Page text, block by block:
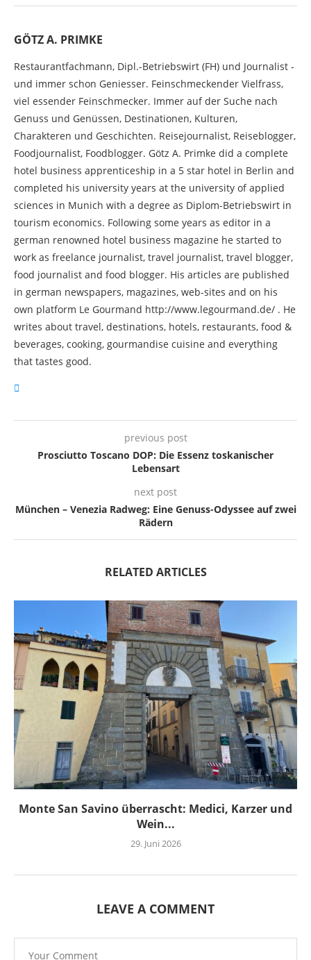
GÖTZ A. PRIMKE
Restaurantfachmann, Dipl.-Betriebswirt (FH) und Journalist -
und immer schon Geniesser. Feinschmeckender Vielfrass,
viel essender Feinschmecker. Immer auf der Suche nach
Genuss und Genüssen, Destinationen, Kulturen,
Charakteren und Geschichten. Reisejournalist, Reiseblogger,
Foodjournalist, Foodblogger. Götz A. Primke did a complete
hotel business apprenticeship in a 5 star hotel in Berlin and
completed his university years at the university of applied
sciences in Munich with a degree as Diplom-Betriebswirt in
tourism economics. Following some years as editor in a
german renowned hotel business magazine he started to
work as freelance journalist, travel journalist, travel blogger,
food journalist and food blogger. His articles are published
in german newspapers, magazines, web-sites and on his
own platform Le Gourmand http://www.legourmand.de/ . He
writes about travel, destinations, hotels, restaurants, food &
beverages, cooking, gourmandise cuisine and everything
that tastes good.
previous post
Prosciutto Toscano DOP: Die Essenz toskanischer
Lebensart
next post
München – Venezia Radweg: Eine Genuss-Odyssee auf zwei
Rädern
RELATED ARTICLES
Monte San Savino überrascht: Medici, Karzer und
Wein...
29. Juni 2026
LEAVE A COMMENT